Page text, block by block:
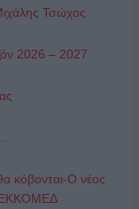
Τσώχος
2026 – 2027
κόβονται-Ο νέος
ΕΚΚΟΜΕΔ